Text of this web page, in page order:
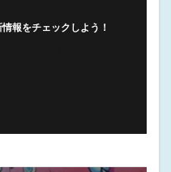
情報をチェックしよう！